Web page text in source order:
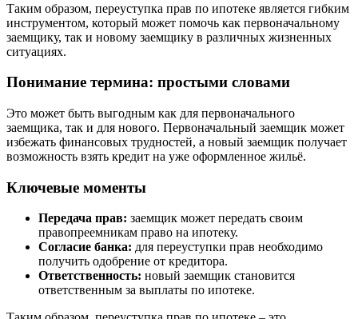
Таким образом, переуступка прав по ипотеке является гибким
инструментом, который может помочь как первоначальному
заемщику, так и новому заемщику в различных жизненных
ситуациях.
Понимание термина: простыми словами
Это может быть выгодным как для первоначального
заемщика, так и для нового. Первоначальный заемщик может
избежать финансовых трудностей, а новый заемщик получает
возможность взять кредит на уже оформленное жильё.
Ключевые моменты
Передача прав: заемщик может передать своим
правопреемникам право на ипотеку.
Согласие банка: для переуступки прав необходимо
получить одобрение от кредитора.
Ответственность: новый заемщик становится
ответственным за выплаты по ипотеке.